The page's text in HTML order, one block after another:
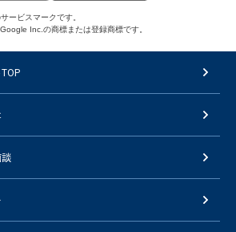
ービスマークです。
Inc.の商標または登録商標です。